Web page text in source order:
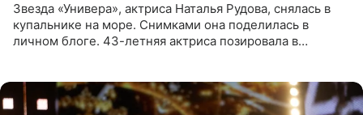
Звезда «Универа», актриса Наталья Рудова, снялась в
купальнике на море. Снимками она поделилась в
личном блоге. 43-летняя актриса позировала в